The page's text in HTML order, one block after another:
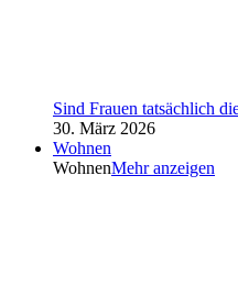
Sind Frauen tatsächlich
30. März 2026
Wohnen
WohnenMehr anzeigen